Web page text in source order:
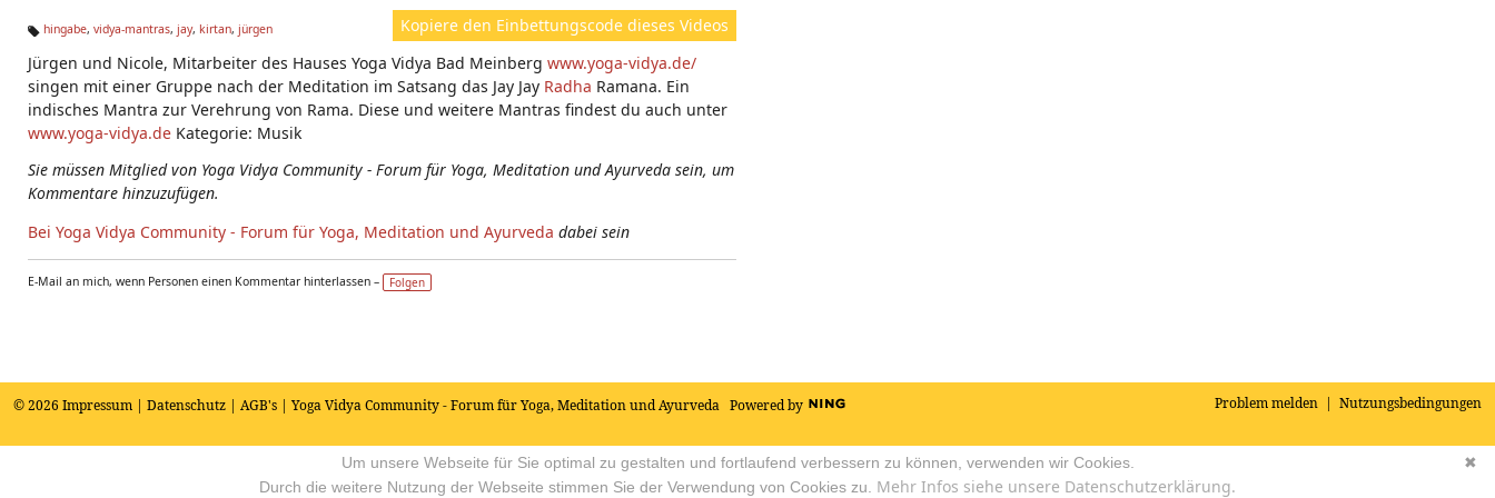
ht
e
n:
Kopiere den Einbettungscode dieses Videos
g
s:
hingabe, vidya-mantras, jay, kirtan, jürgen
Jürgen und Nicole, Mitarbeiter des Hauses Yoga Vidya Bad Meinberg www.yoga-vidya.de/
singen mit einer Gruppe nach der Meditation im Satsang das Jay Jay Radha Ramana. Ein
indisches Mantra zur Verehrung von Rama. Diese und weitere Mantras findest du auch unter
www.yoga-vidya.de Kategorie: Musik
Sie müssen Mitglied von Yoga Vidya Community - Forum für Yoga, Meditation und Ayurveda sein, um
Kommentare hinzuzufügen.
Bei Yoga Vidya Community - Forum für Yoga, Meditation und Ayurveda dabei sein
E-Mail an mich, wenn Personen einen Kommentar hinterlassen – Folgen
Problem melden | Nutzungsbedingungen
© 2026 Impressum | Datenschutz | AGB's | Yoga Vidya Community - Forum für Yoga, Meditation und Ayurveda Powered by
✖
Um unsere Webseite für Sie optimal zu gestalten und fortlaufend verbessern zu können, verwenden wir Cookies.
Durch die weitere Nutzung der Webseite stimmen Sie der Verwendung von Cookies zu. Mehr Infos siehe unsere Datenschutzerklärung.